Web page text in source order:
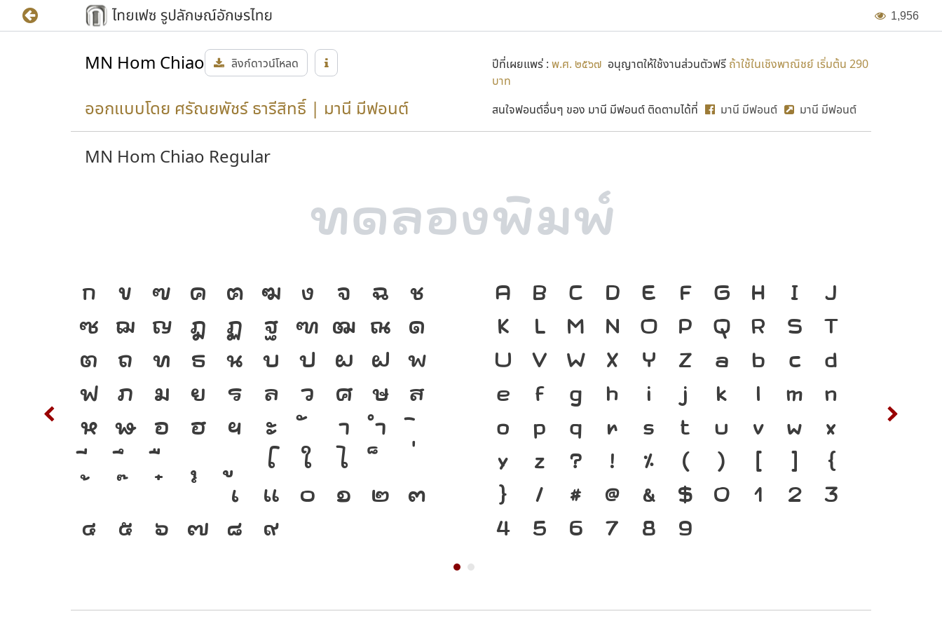
1,956
MN Hom Chiao ลิงก์ดาวน์โหลด ปีที่เผยแพร่ : พ.ศ. ๒๕๖๗ อนุญาตให้ใช้งานส่วนตัวฟรี ถ้าใช้ในเชิงพาณิชย์ เริ่มต้น 290
บาท
ออกแบบโดย ศรัณยพัชร์ ธารีสิทธิ์ | มานี มีฟอนต์ สนใจฟอนต์อื่นๆ ของ มานี มีฟอนต์ ติดตามได้ที่ มานี มีฟอนต์ มานี มีฟอนต์
MN Hom Chiao Regular
ก ข ฃ ค ฅ ฆ ง จ ฉ
ช
ซ ฌ ญ ฎ ฏ ฐ ฑ ฒ ณ ด
ต
ถ ท ธ น บ ป ผ ฝ พ
ฟ ภ ม ย ร ล ว ศ ษ
ส
ห ฬ อ ฮ ฯ ะ า
ำ
โ
ใ
ไ
เ
แ ๐ ๑ ๒ ๓
๔
๕ ๖ ๗ ๘ ๙
A B C D E F G H I
J
K
L M N O P Q R S
T
U
V W X Y Z a b c
d
e
f g h i j k l m
n
o
p q r s t u v w
x
y
z ? ! % ( ) [ ]
{
}
/ # @ & $ 0 1 2
3
4
5 6 7 8 9
ภาษา คือ เครื่องมือสำคัญที่ทำให้
ความเป็นชาติดำรงอยู่ได้ ตัวพิมพ์
คือ เครื่องมือสำคัญที่ทำให้ภาษา
ดำรงอยู่ได้ แบบตัวพิมพ์ที่พัฒนา
ทันกระแสการเปลี่ยนแปลง คือ
โครงสร้างแกร่งของสะพานที่เชื่อม
ตัวตนของชาติ จากปัจจุบันสู่
อนาคต
ห